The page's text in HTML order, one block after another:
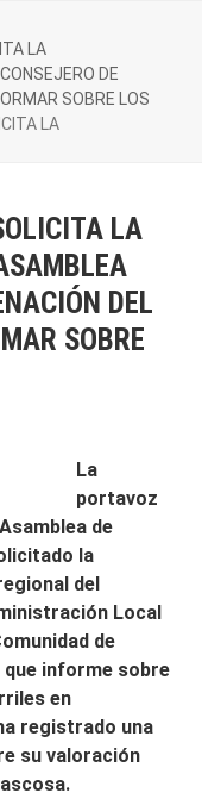
LA
DE
SOBRE LOS
LA
LA
DEL
SOBRE
La
portavoz
de
la
del
Local
de
que informe sobre
en
registrado una
su valoración